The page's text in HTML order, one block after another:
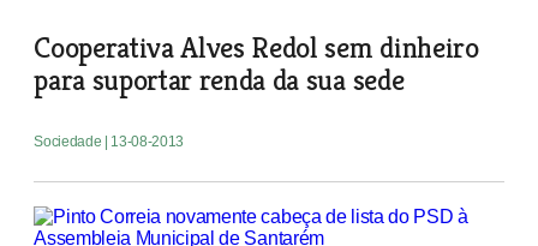
Cooperativa Alves Redol sem dinheiro
para suportar renda da sua sede
Sociedade | 13-08-2013